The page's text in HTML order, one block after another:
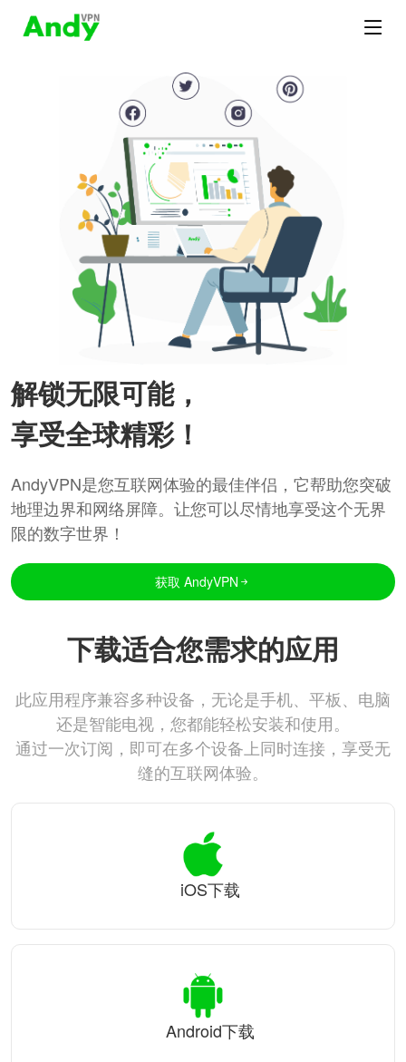
解锁无限可能，
享受全球精彩！
AndyVPN是您互联网体验的最佳伴侣，它帮助您突破
地理边界和网络屏障。让您可以尽情地享受这个无界
限的数字世界！
获取 AndyVPN
下载适合您需求的应用
此应用程序兼容多种设备，无论是手机、平板、电脑
还是智能电视，您都能轻松安装和使用。
通过一次订阅，即可在多个设备上同时连接，享受无
缝的互联网体验。
iOS下载
Android下载